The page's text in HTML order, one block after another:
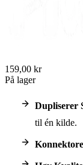
159,00 kr
På lager
Dupliserer
til én kilde.